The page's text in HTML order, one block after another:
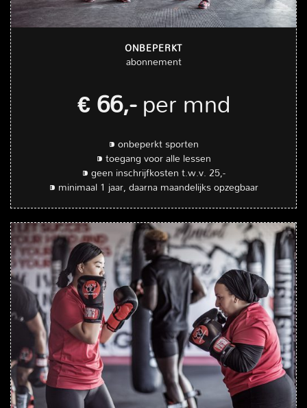
ONBEPERKT
abonnement
€ 66,-per mnd
⁍ onbeperkt sporten
⁍ toegang voor alle lessen
⁍ geen inschrijfkosten t.w.v. 25,-
⁍ minimaal 1 jaar, daarna maandelijks opzegbaar